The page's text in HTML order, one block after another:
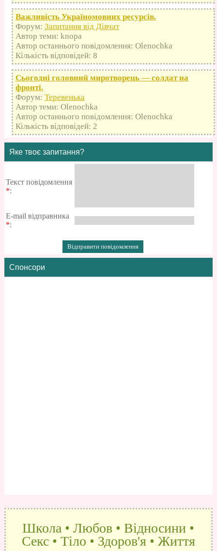
Важливість Україномовних ресурсів.
Форум: Запитання від Дівчат
Автор теми: knopa
Автор останнього повідомлення: Olenochka
Кількість відповідей: 8
Сьогодні головний миротворець — солдат на
фронті.
Форум: Теревенька
Автор теми: Olenochka
Автор останнього повідомлення: Olenochka
Кількість відповідей: 2
Яке твоє запитання?
Текст повідомлення
*:
E-mail відправника
*:
Спонсори
Школа • Любов • Відносини •
Секс • Тіло • Здоров'я • Життя